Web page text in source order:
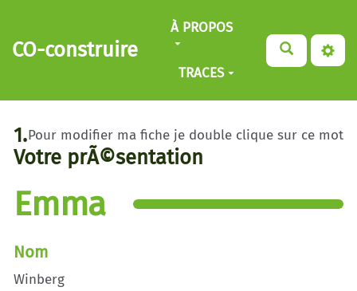
Aller au contenu principal
CO-construire
À PROPOS
TRACES
Pour modifier ma fiche je double clique sur ce mot
1.
Votre prÃ©sentation
Emma
Nom
Winberg